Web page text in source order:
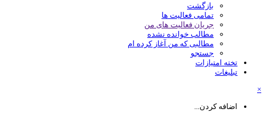
بازگشت
تمامی فعالیت ها
جریان فعالیت های من
مطالب خوانده نشده
مطالبی که من آغاز کرده ام
جستجو
تخته امتیازات
تبلیغات
اضافه کردن...